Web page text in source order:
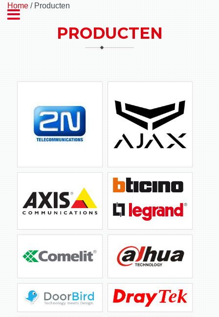
Home / Producten
PRODUCTEN